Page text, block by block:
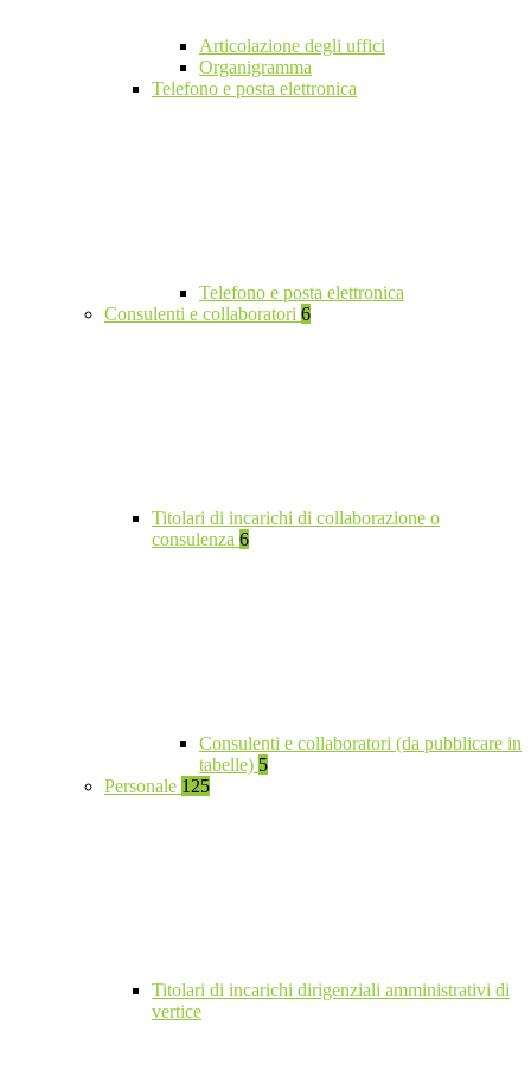
Articolazione degli uffici
Organigramma
Telefono e posta elettronica
Telefono e posta elettronica
Consulenti e collaboratori 6
Titolari di incarichi di collaborazione o
consulenza 6
Consulenti e collaboratori (da pubblicare in
tabelle) 5
Personale 125
Titolari di incarichi dirigenziali amministrativi di
vertice